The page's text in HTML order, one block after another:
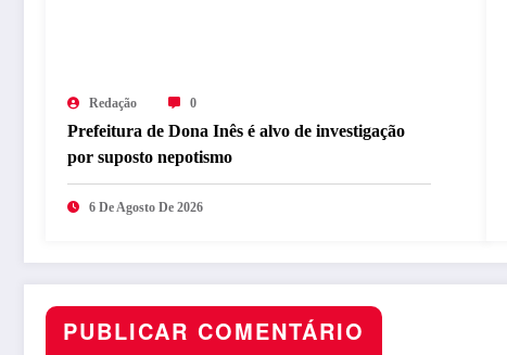
Redação 0
Prefeitura de Dona Inês é alvo de investigação
por suposto nepotismo
6 De Agosto De 2026
PUBLICAR COMENTÁRIO